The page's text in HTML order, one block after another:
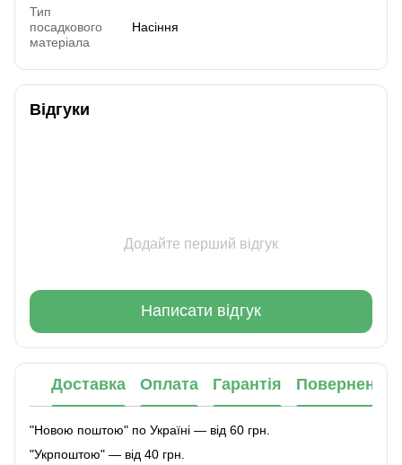
Тип
посадкового
матеріала
Насіння
Відгуки
Додайте перший відгук
Написати відгук
Доставка Оплата Гарантія Повернення
"Новою поштою" по Україні — від 60 грн.
"Укрпоштою" — від 40 грн.